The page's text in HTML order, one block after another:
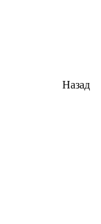
Назад